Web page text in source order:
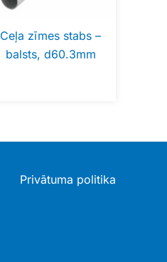
Ceļa zīmes stabs –
balsts, d60.3mm
Privātuma politika